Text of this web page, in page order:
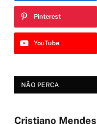
Pinterest
YouTube
NÃO PERCA
Cristiano